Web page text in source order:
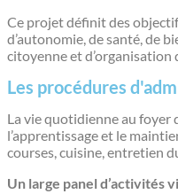
Ce projet définit des
d’autonomie, de santé, de
citoyenne et d’organisation
Les procédures
La vie quotidienne au foyer
l’apprentissage et le
courses, cuisine, entretien
Un large panel d’activités